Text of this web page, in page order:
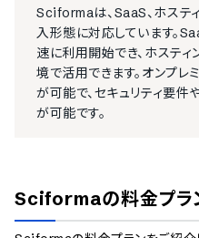
Sciformaは、SaaS、ホステ
入形態に対応しています。
速に利用開始でき、ホステ
境で活用できます。オンプ
が可能で、セキュリティ要
が可能です。
Sciformaの料金プラ